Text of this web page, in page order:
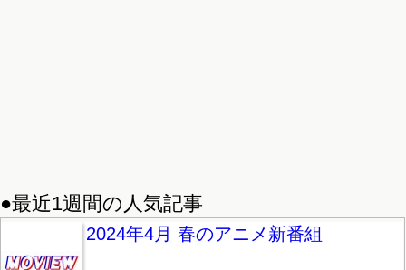
●最近1週間の人気記事
2024年4月 春のアニメ新番組